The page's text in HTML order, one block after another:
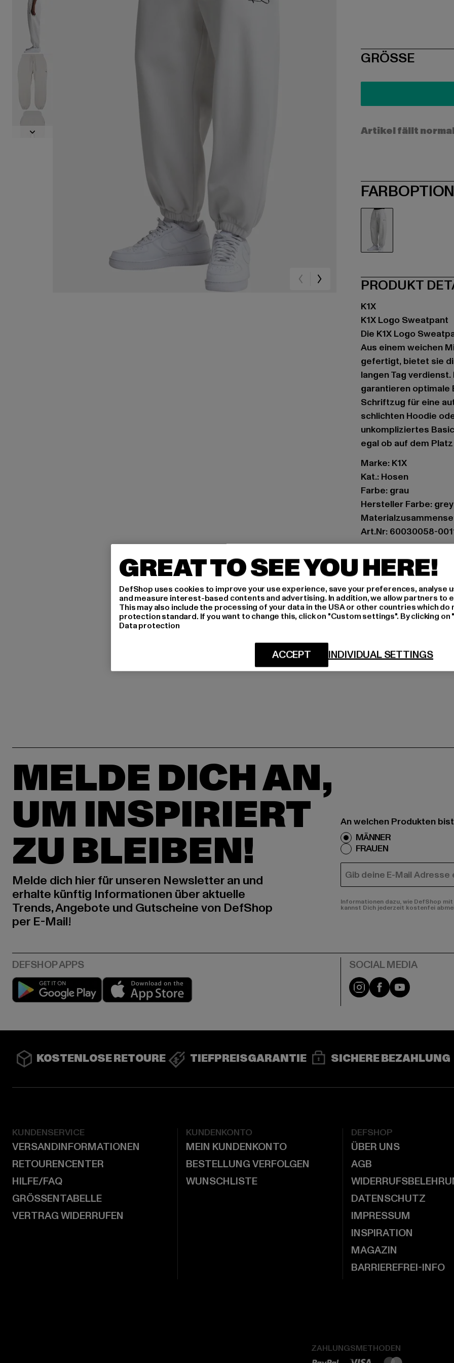
SIZE
GRÖSSE
Artikel fällt
PRODUKT
K1X
K1X Logo Sweatpant
Die K1X Logo
Aus einem weichen
gefertigt, bietet sie
langen Tag
garantieren optimale
Schriftzug für eine
schlichten Hoodie
unkompliziertes
egal ob auf dem
Marke: K1X
Kat.: Hosen
Farbe: grau
Hersteller Farbe: grey
Art.Nr: 60030058-
Hersteller: Urban
Schanzenstraße 41 |
GRÖSSE
LIEFERUNG &
MELDE DICH AN,
UM INSPIRIERT
ZU BLEIBEN!
Melde dich hier für unseren Newsletter an und
erhalte künftig Informationen über aktuelle
Trends, Angebote und Gutscheine von DefShop
per E-Mail!
An welchen Produkten
MÄNNER
FRAUEN
E-MAIL
Informationen dazu, wie DefShop
kannst Dich jederzeit kostenfei
Play market Instagram
FacebookYouTube
KOSTENLOSE RETOURE TIEFPREISGARANTIE SICHERE BEZAHLUNG
KUNDENSERVICE
VERSANDINFORMATIONEN
RETOURENCENTER
HILFE/FAQ
GRÖSSENTABELLE
VERTRAG WIDERRUFEN
KUNDENKONTO
MEIN KUNDENKONTO
BESTELLUNG VERFOLGEN
WUNSCHLISTE
DEFSHOP
ÜBER UNS
AGB
DATENSCHUTZ
IMPRESSUM
INSPIRATION
MAGAZIN
BARRIEREFREI-INFO
ZAHLUNGSMETHODEN
GREAT TO SEE YOU HERE!
DefShop uses cookies to improve your use experience, save your preferences, analyse
and measure interest-based contents and advertising. In addition, we allow partners to
This may also include the processing of your data in the USA or other countries which do
protection standard. If you want to change this, click on "Custom settings". By clicking
Data protection
INDIVIDUAL SETTINGS
ACCEPT